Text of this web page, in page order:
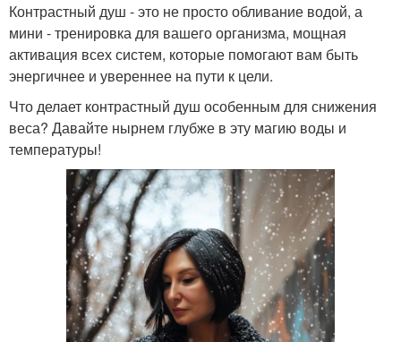
Контрастный душ - это не просто обливание водой, а
мини - тренировка для вашего организма, мощная
активация всех систем, которые помогают вам быть
энергичнее и увереннее на пути к цели.
Что делает контрастный душ особенным для снижения
веса? Давайте нырнем глубже в эту магию воды и
температуры!